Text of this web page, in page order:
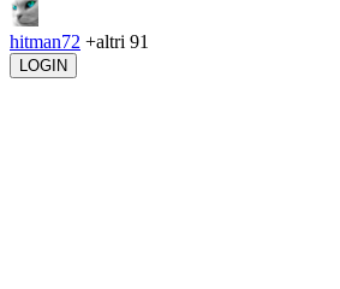
hitman72 +altri 91
LOGIN